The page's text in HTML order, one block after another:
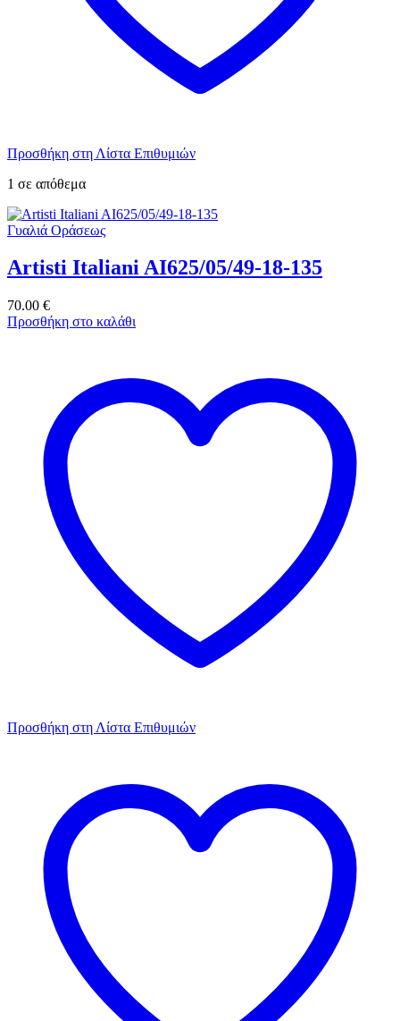
Προσθήκη στη Λίστα Επιθυμιών
1 σε απόθεμα
Γυαλιά Οράσεως
Artisti Italiani AI625/05/49-18-135
70.00 €
Προσθήκη στο καλάθι
Προσθήκη στη Λίστα Επιθυμιών